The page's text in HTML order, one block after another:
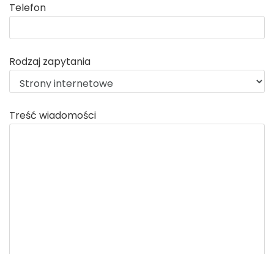
Telefon
Rodzaj zapytania
Treść wiadomości